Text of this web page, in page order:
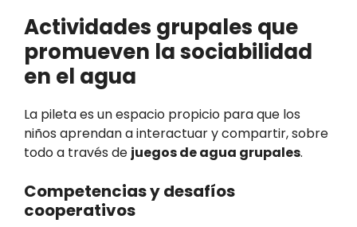
Actividades grupales que
promueven la sociabilidad
en el agua
La pileta es un espacio propicio para que los
niños aprendan a interactuar y compartir, sobre
todo a través de juegos de agua grupales.
Competencias y desafíos
cooperativos